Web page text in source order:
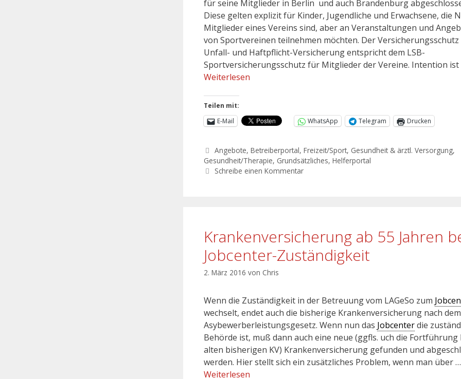
für seine Mitglieder in Berlin und auch Brandenburg
Diese gelten explizit für Kinder, Jugendliche und Erwachsene, die
Mitglieder eines Vereins sind, aber an Veranstaltungen und
von Sportvereinen teilnehmen möchten. Der
Unfall- und Haftpflicht-Versicherung entspricht dem LSB-
Sportversicherungsschutz für Mitglieder der Vereine. Intention ist
Weiterlesen
Teilen mit:
E-Mail
WhatsApp Telegram Drucken
Angebote,Betreiberportal,Freizeit/Sport, Gesundheit & ärztl. Versorgung,
Gesundheit/Therapie, Grundsätzliches, Helferportal
Schreibe einen Kommentar
Krankenversicherung ab 55 Jahren
Jobcenter-Zuständigkeit
2. März 2016 von Chris
Wenn die Zuständigkeit in der Betreuung vom LAGeSo zum
wechselt, endet auch die bisherige Krankenversicherung nach dem
Asybewerberleistungsgesetz. Wenn nun das Jobcenterdie
Behörde ist, muß dann auch eine neue (ggfls. uch die Fortführung
alten bisherigen KV) Krankenversicherung gefunden und
werden. Hier stellt sich ein zusätzliches Problem, wenn man über …
Weiterlesen